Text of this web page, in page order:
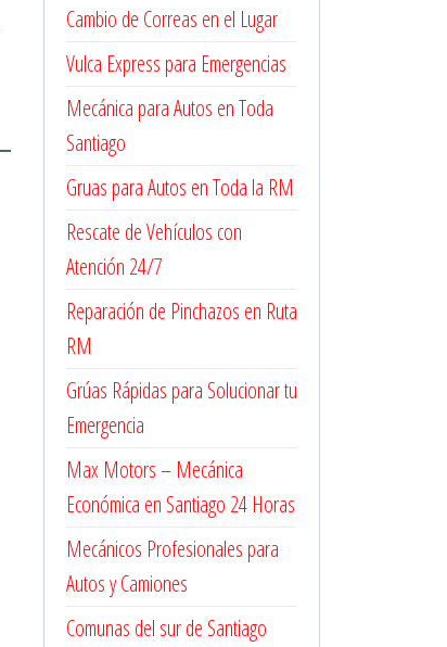
Cambio de Correas en el Lugar
Vulca Express para Emergencias
Mecánica para Autos en Toda
Santiago
Gruas para Autos en Toda la RM
Rescate de Vehículos con
Atención 24/7
Reparación de Pinchazos en Ruta
RM
Grúas Rápidas para Solucionar tu
Emergencia
Max Motors – Mecánica
Económica en Santiago 24 Horas
Mecánicos Profesionales para
Autos y Camiones
Comunas del sur de Santiago